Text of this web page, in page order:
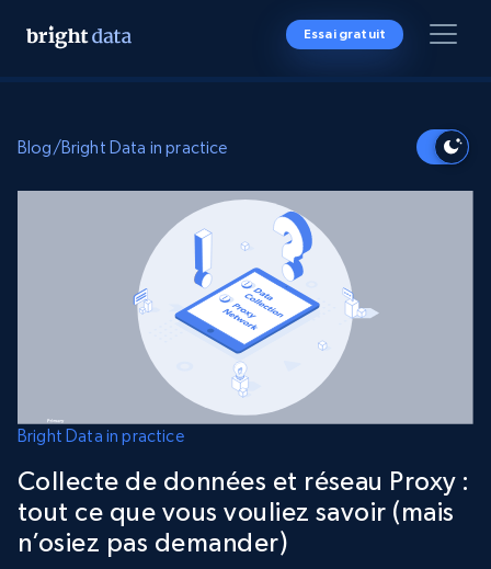
Essai gratuit
Blog/Bright Data in practice
Bright Data in practice
Collecte de données et réseau Proxy :
tout ce que vous vouliez savoir (mais
n’osiez pas demander)